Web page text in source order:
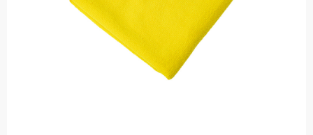
نظافت و نگهداری